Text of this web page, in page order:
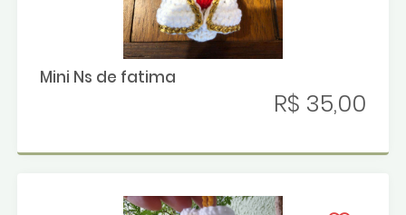
Mini Ns de fatima
R$ 35,00